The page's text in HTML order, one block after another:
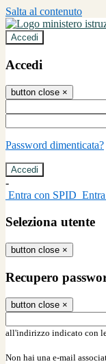
Salta al contenuto
Accedi
Accedi
button close ×
Password dimenticata?
-
Entra con SPID
Seleziona utente
button close ×
Recupero
button close ×
all'indirizzo indicato con
Non hai una e-mail